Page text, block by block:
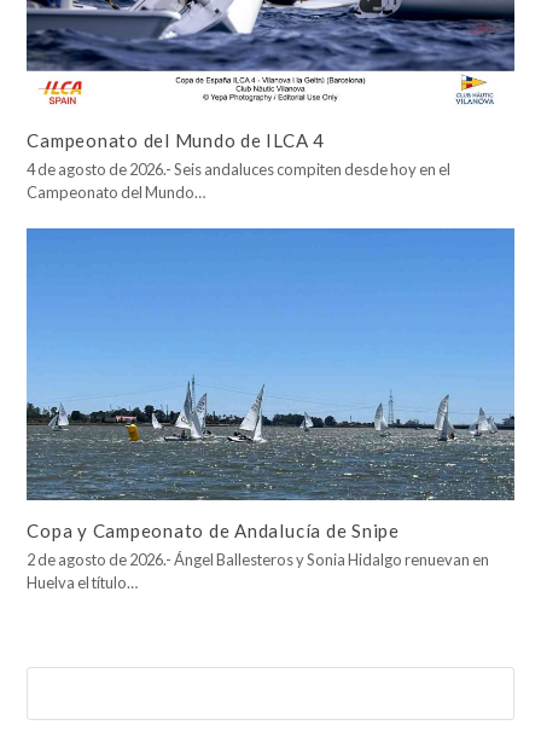
Campeonato del Mundo de ILCA 4
4 de agosto de 2026.- Seis andaluces compiten desde hoy en el
Campeonato del Mundo…
Copa y Campeonato de Andalucía de Snipe
2 de agosto de 2026.- Ángel Ballesteros y Sonia Hidalgo renuevan en
Huelva el título…